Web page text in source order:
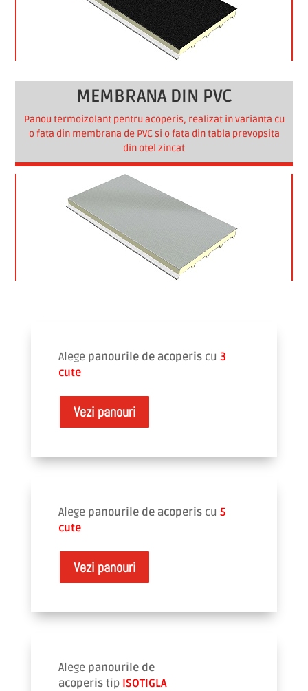
MEMBRANA DIN PVC
Panou termoizolant pentru acoperis, realizat in varianta cu
o fata din membrana de PVC si o fata din tabla prevopsita
din otel zincat
Alege panourile de acoperiscu 3
cute
Vezi panouri
Alege panourile de acoperiscu 5
cute
Vezi panouri
Alege panourile de
acoperistip ISOTIGLA